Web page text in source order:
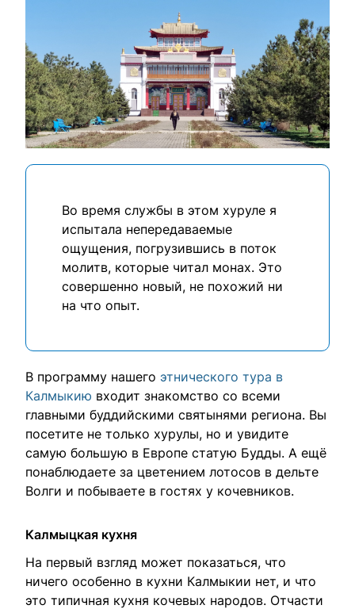
Во время службы в этом хуруле я
испытала непередаваемые
ощущения, погрузившись в поток
молитв, которые читал монах. Это
совершенно новый, не похожий ни
на что опыт.
В программу нашего этнического тура в
Калмыкию входит знакомство со всеми
главными буддийскими святынями региона. Вы
посетите не только хурулы, но и увидите
самую большую в Европе статую Будды. А ещё
понаблюдаете за цветением лотосов в дельте
Волги и побываете в гостях у кочевников.
Калмыцкая кухня
На первый взгляд может показаться, что
ничего особенно в кухни Калмыкии нет, и что
это типичная кухня кочевых народов. Отчасти